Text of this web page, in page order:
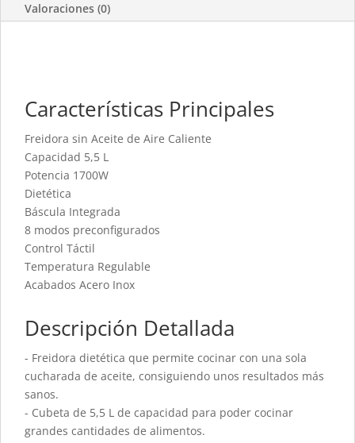
Valoraciones (0)
Características Principales
Freidora sin Aceite de Aire Caliente
Capacidad 5,5 L
Potencia 1700W
Dietética
Báscula Integrada
8 modos preconfigurados
Control Táctil
Temperatura Regulable
Acabados Acero Inox
Descripción Detallada
- Freidora dietética que permite cocinar con una sola
cucharada de aceite, consiguiendo unos resultados más
sanos.
- Cubeta de 5,5 L de capacidad para poder cocinar
grandes cantidades de alimentos.